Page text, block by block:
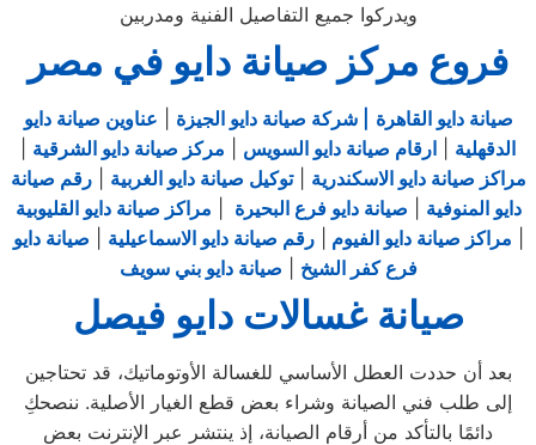
ويدركوا جميع التفاصيل الفنية ومدربين
فروع مركز صيانة دايو في مصر
صيانة دايو القاهرة | شركة صيانة دايو الجيزة
عناوين صيانة دايو
الدقهلية
ارقام صيانة دايو السويس مركز صيانة دايو الشرقية
مراكز صيانة دايو الاسكندرية |توكيل صيانة دايو الغربية |رقم صيانة
دايو المنوفية
صيانة دايو فرع البحيرة
مراكز صيانة دايو القليوبية
مراكز صيانة دايو الفيوم |رقم صيانة دايو الاسماعيلية
صيانة دايو
فرع كفر الشيخ
صيانة دايو بني سويف
صيانة غسالات دايو فيصل
بعد أن حددت العطل الأساسي للغسالة الأوتوماتيك، قد تحتاجين
إلى طلب فني الصيانة وشراء بعض قطع الغيار الأصلية. ننصحكِ
دائمًا بالتأكد من أرقام الصيانة، إذ ينتشر عبر الإنترنت بعض